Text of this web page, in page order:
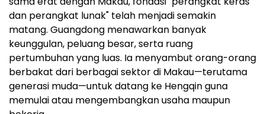
dan perangkat lunak" telah menjadi semakin
matang. Guangdong menawarkan banyak
keunggulan, peluang besar, serta ruang
pertumbuhan yang luas. Ia menyambut orang-orang
berbakat dari berbagai sektor di Makau—terutama
generasi muda—untuk datang ke Hengqin guna
memulai atau mengembangkan usaha maupun